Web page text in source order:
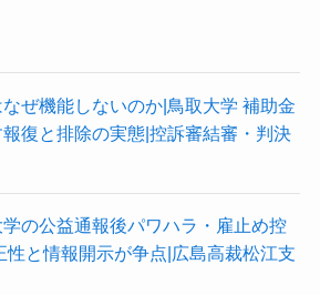
ぜ機能しないのか|鳥取大学 補助金
復と排除の実態|控訴審結審・判決
の公益通報後パワハラ・雇止め控
性と情報開示が争点|広島高裁松江支